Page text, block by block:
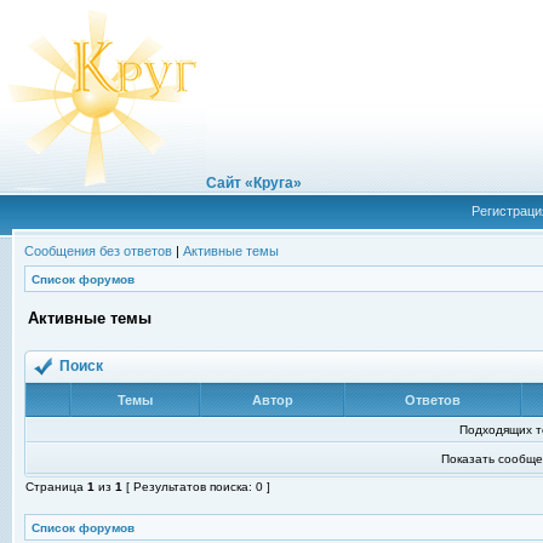
Сайт «Круга»
Сообщения без ответов | Активные темы
Список форумов
Активные темы
Поиск
Темы Автор Ответов
Подходящих
Показать
Страница 1 из 1 [ Результатов поиска: 0 ]
Список форумов